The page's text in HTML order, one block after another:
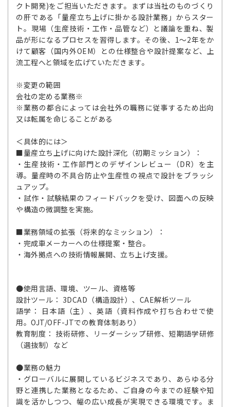
クト開発)をご担当いただきます。まずは当社のものづくり
の肝である「量産立ち上げに掛かる設計業務」からスター
ト。現場（生産技術・工作・品管など）と議論を重ね、製
品が形になるプロセスを習得します。その後、1～2年をか
けて顧客（国内外OEM）との仕様整合や設計提案など、上
流工程へと領域を広げていただきます。
※変更の範囲
会社の定める業務※
※業務の都合によっては会社外の職務に従事するため出向
又は転属を命じることがある
＜具体的には＞
■量産立ち上げに向けた設計深化（初期ミッション）：
・生産技術・工作部門とのデザインレビュー（DR）を主
導。量産時の不具合防止や生産性の視点で設計をブラッシ
ュアップ。
・試作・試験結果のフィードバックを受け、図面への反映
や構造の微調整を実施。
■業務領域の拡張（将来的なミッション）：
・完成車メーカーへの仕様提案・整合。
・海外拠点への技術情報展開、立ち上げ支援。
●使用言語、環境、ツール、資格等
設計ツール： 3DCAD（構造設計）、CAE解析ツール
語学： 日本語（主）、英語（資料作成や打ち合わせで使
用。OJT/OFF-JTでの教育体制あり）
教育制度： 技術研修、リーダーシップ研修、短期語学研修
（選抜制）など
●業務の魅力
・グローバルに展開しているビジネスであり、あらゆる分
野と連携した業務となるため、ご自身の今までの経験や知
識を活かしつつ、幅の広い成長が実現できる環境です。ま